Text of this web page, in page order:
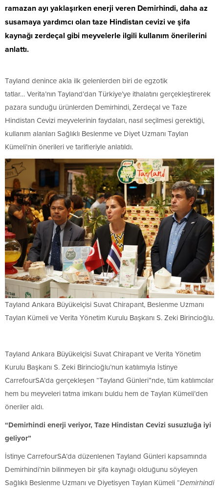
ramazan ayı yaklaşırken enerji veren Demirhindi, daha az
susamaya yardımcı olan taze Hindistan cevizi ve şifa
kaynağı zerdeçal gibi meyvelerle ilgili kullanım önerilerini
anlattı.
Tayland denince akla ilk gelenlerden biri de egzotik
tatlar… Verita’nın Tayland’dan Türkiye’ye ithalatını gerçekleştirerek
pazara sunduğu ürünlerden Demirhindi, Zerdeçal ve Taze
Hindistan Cevizi meyvelerinin faydaları, nasıl seçilmesi gerektiği,
kullanım alanları Sağlıklı Beslenme ve Diyet Uzmanı Taylan
Kümeli’nin önerileri ve tarifleriyle anlatıldı.
Tayland Ankara Büyükelçisi Suvat Chirapant, Beslenme Uzmanı
Taylan Kümeli ve Verita Yönetim Kurulu Başkanı S. Zeki Birincioğlu.
Tayland Ankara Büyükelçisi Suvat Chirapant ve Verita Yönetim
Kurulu Başkanı S. Zeki Birincioğlu’nun katılımıyla İstinye
CarrefourSA’da gerçekleşen “Tayland Günleri”nde, tüm katılımcılar
hem bu meyveleri tatma imkanı buldu hem de Taylan Kümeli’den
öneriler aldı.
“Demirhindi enerji veriyor, Taze Hindistan Cevizi susuzluğa iyi
geliyor”
İstinye CarrefourSA’da düzenlenen Tayland Günleri kapsamında
Demirhindi’nin bilinmeyen bir şifa kaynağı olduğunu söyleyen
Sağlıklı Beslenme Uzmanı ve Diyetisyen Taylan Kümeli “Demirhindi